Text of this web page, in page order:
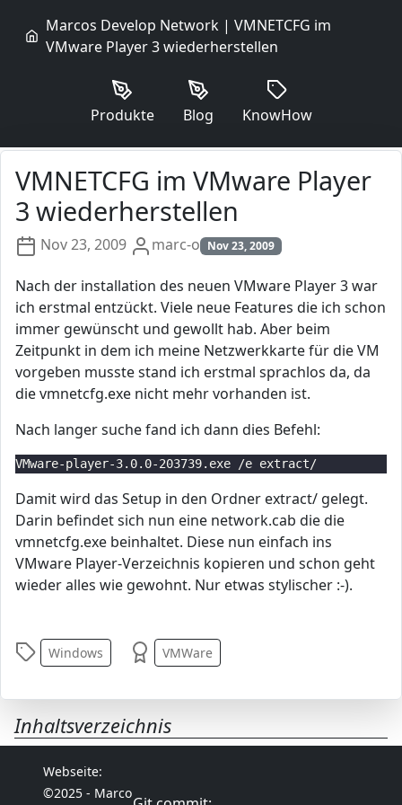
Marcos Develop Network | VMNETCFG im
VMware Player 3 wiederherstellen
Produkte Blog KnowHow
VMNETCFG im VMware Player
3 wiederherstellen
Nov 23, 2009 marc-o Nov 23, 2009
Nach der installation des neuen VMware Player 3 war
ich erstmal entzückt. Viele neue Features die ich schon
immer gewünscht und gewollt hab. Aber beim
Zeitpunkt in dem ich meine Netzwerkkarte für die VM
vorgeben musste stand ich erstmal sprachlos da, da
die vmnetcfg.exe nicht mehr vorhanden ist.
Nach langer suche fand ich dann dies Befehl:
Damit wird das Setup in den Ordner extract/ gelegt.
Darin befindet sich nun eine network.cab die die
vmnetcfg.exe beinhaltet. Diese nun einfach ins
VMware Player-Verzeichnis kopieren und schon geht
wieder alles wie gewohnt. Nur etwas stylischer :-).
Windows VMWare
Inhaltsverzeichnis
Webseite:
©2025 - Marco